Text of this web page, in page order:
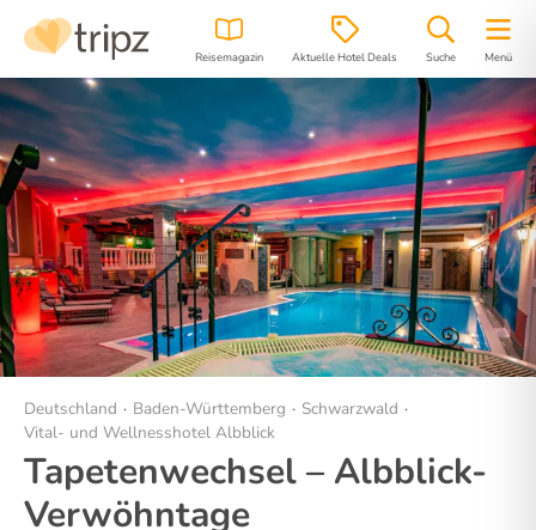
Reisemagazin Aktuelle Hotel Deals Suche Menü
Hotel Bilder Lage
Deutschland Baden-Württemberg
Schwarzwald
Vital- und Wellnesshotel Albblick
Tapetenwechsel – Albblick-
Verwöhntage